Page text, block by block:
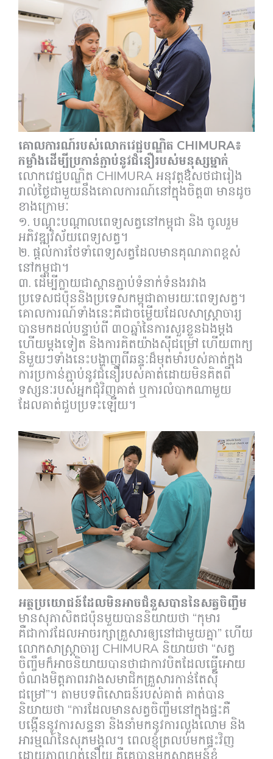
គោលការណ៍របស់លោកវេជ្ជបណ្ឌិត CHIMURA៖
កម្លាំងដើម្បីប្រកាន់ភ្ជាប់នូវជំនឿរបស់មនុស្សម្នាក់
លោកវេជ្ជបណ្ឌិត CHIMURA អនុវត្តឳសថជារៀង
រាល់ថ្ងៃជាមួយនឹងគោលការណ៍នៅក្នុងចិត្ត៣ មានដូច
ខាងក្រោមៈ
១. បណ្តុះបណ្តាលពេទ្យសត្វនៅកម្ពុជា និង ចូលរួម
អភិវឌ្ឍវិស័យពេទ្យសត្វ។
២. ផ្តល់ការថែទាំពេទ្យសត្វដែលមានគុណភាពខ្ពស់
នៅកម្ពុជា។​
៣. ដើម្បីក្លាយជាស្ពានភ្ជាប់ទំនាក់ទំនងរវាង
ប្រទេសជប៉ុននិងប្រទេសកម្ពុជាតាមរយៈពេទ្យសត្វ។
គោលការណ៍ទាំងនេះគឺជាចម្លើយដែលសាស្រ្តាចារ្យ
បានមកដល់បន្ទាប់ពី ៣០ឆ្នាំនៃការសួរខ្លួនឯងម្តង
ហើយម្តងទៀត និងការគិតយ៉ាងសុីជម្រៅ ហើយពាក្យ
និមួយៗទាំងនេះបង្ហាញពីឆន្ទៈដ៏មុតមាំរបស់គាត់ក្នុង
ការប្រកាន់ភ្ជាប់នូវជំនឿរបស់គាត់ដោយមិនគិតពី
ទស្សនៈរបស់អ្នកជុំវិញគាត់ ឬការលំបាកណាមួយ
ដែលគាត់ជួបប្រទះឡើយ។
អត្ថប្រយោជន៍ដែលមិនអាចជំនួសបាននៃសត្វចិញ្ចឹម
មានសុភាសិតជប៉ុនមួយបាននិយាយថា “កុមារ
គឺជាកាវដែលអាចរក្សាគ្រួសារឲ្យនៅជាមួយគ្នា” ហើយ
លោកសាស្រ្តាចារ្យ CHIMURA និយាយថា “សត្វ
ចិញ្ចឹមក៏អាចនិយាយបានថាជាកាវបិតដែលធ្វើអោយ
ចំណងមិត្តភាពរវាងសមាជិកគ្រួសារកាន់តែសុី
ជម្រៅ”។ តាមបទពិសោធន៍របស់គាត់ គាត់បាន
និយាយថា​ “ការដែលមានសត្វចិញ្ចឹមនៅក្នុងផ្ទះគឺ
បង្កើននូវការសន្ទនា និងនាំមកនូវការលួងលោម និង
អារម្មណ៍នៃសុភមង្គល។ ពេលខ្ញុំត្រលប់មកផ្ទះវិញ
ដោយភាពហត់នឿយ គឺគេបានមកស្វាគមន៍ខ្ញុំ